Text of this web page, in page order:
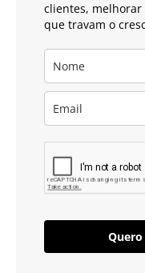
clientes, melhorar
que travam o